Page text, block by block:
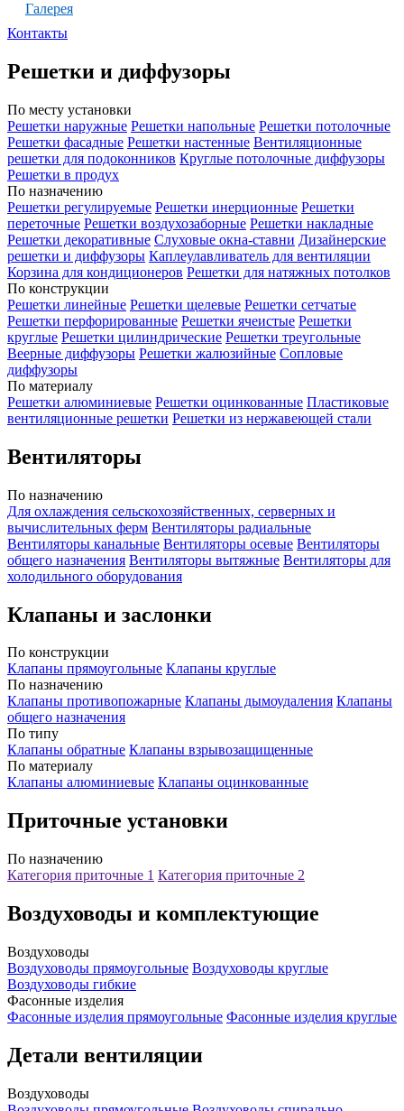
Галерея
Контакты
Решетки и диффузоры
По месту установки
Решетки наружные Решетки напольные Решетки потолочные
Решетки фасадные Решетки настенные Вентиляционные
решетки для подоконников Круглые потолочные диффузоры
Решетки в продух
По назначению
Решетки регулируемые Решетки инерционные Решетки
переточные Решетки воздухозаборные Решетки накладные
Решетки декоративные Слуховые окна-ставни Дизайнерские
решетки и диффузоры Каплеулавливатель для вентиляции
Корзина для кондиционеров Решетки для натяжных потолков
По конструкции
Решетки линейные Решетки щелевые Решетки сетчатые
Решетки перфорированные Решетки ячеистые Решетки
круглые Решетки цилиндрические Решетки треугольные
Веерные диффузоры Решетки жалюзийные Сопловые
диффузоры
По материалу
Решетки алюминиевые Решетки оцинкованные Пластиковые
вентиляционные решетки Решетки из нержавеющей стали
Вентиляторы
По назначению
Для охлаждения сельскохозяйственных, серверных и
вычислительных ферм Вентиляторы радиальные
Вентиляторы канальные Вентиляторы осевые Вентиляторы
общего назначения Вентиляторы вытяжные Вентиляторы для
холодильного оборудования
Клапаны и заслонки
По конструкции
Клапаны прямоугольные Клапаны круглые
По назначению
Клапаны противопожарные Клапаны дымоудаления Клапаны
общего назначения
По типу
Клапаны обратные Клапаны взрывозащищенные
По материалу
Клапаны алюминиевые Клапаны оцинкованные
Приточные установки
По назначению
Категория приточные 1 Категория приточные 2
Воздуховоды и комплектующие
Воздуховоды
Воздуховоды прямоугольные Воздуховоды круглые
Воздуховоды гибкие
Фасонные изделия
Фасонные изделия прямоугольные Фасонные изделия круглые
Детали вентиляции
Воздуховоды